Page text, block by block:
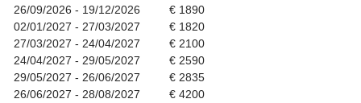
26/09/2026 - 19/12/2026
€ 1890
02/01/2027 - 27/03/2027
€ 1820
27/03/2027 - 24/04/2027
€ 2100
24/04/2027 - 29/05/2027
€ 2590
29/05/2027 - 26/06/2027
€ 2835
26/06/2027 - 28/08/2027
€ 4200